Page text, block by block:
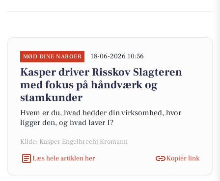
MØD DINE NABOER 18-06-2026 10:56
Kasper driver Risskov Slagteren
med fokus på håndværk og
stamkunder
Hvem er du, hvad hedder din virksomhed, hvor
ligger den, og hvad laver I?
Kilde: Kasper Engelbrecht Kromann
Læs hele artiklen her
Kopiér link